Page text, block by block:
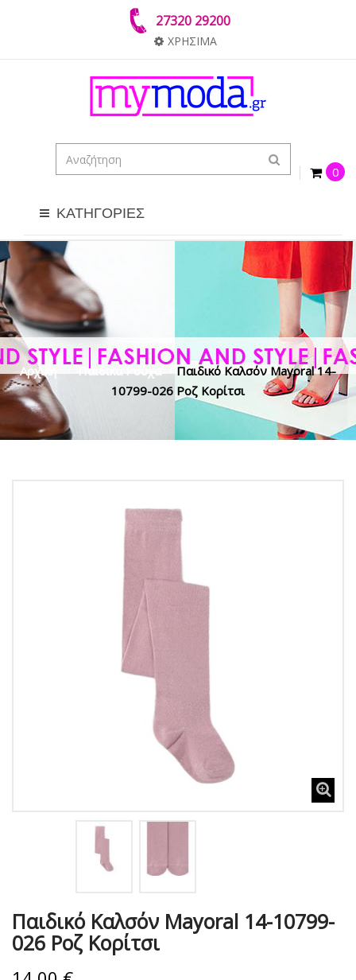
27320 29200
ΧΡΗΣΙΜΑ
0
ΚΑΤΗΓΟΡΙΕΣ
Αρχική > Παιδικά Ρούχα > Παιδικό Καλσόν Mayoral 14-
10799-026 Ροζ Κορίτσι
Παιδικό Καλσόν Mayoral 14-10799-
026 Ροζ Κορίτσι